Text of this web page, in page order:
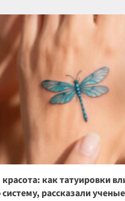
как татуировки
рассказали ученые